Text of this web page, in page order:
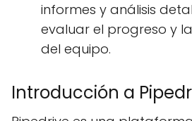
informes y análisis
evaluar el progreso y
del equipo.
Introducción a